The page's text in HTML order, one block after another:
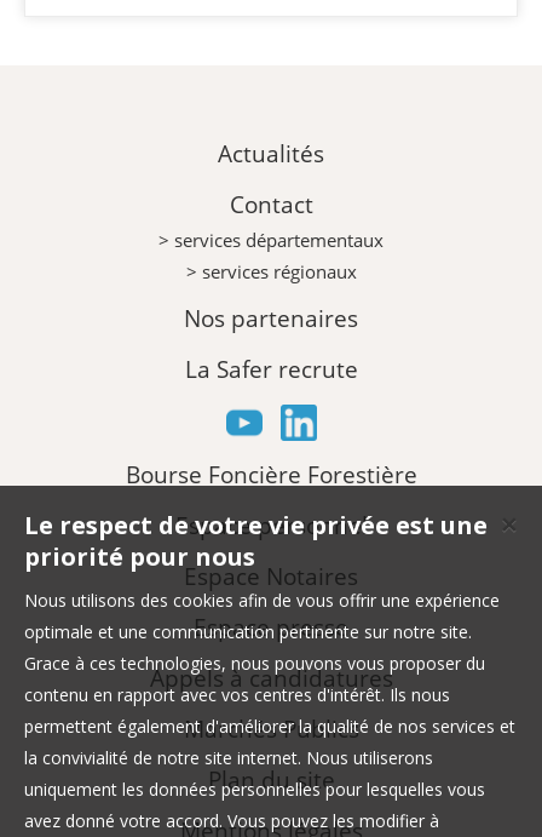
Actualités
Contact
> services départementaux
> services régionaux
Nos partenaires
La Safer recrute
Bourse Foncière Forestière
Espace personnel
Espace Notaires
Espace presse
Appels à candidatures
Marchés Publics
Plan du site
✕
Le respect de votre vie privée est une
priorité pour nous
Nous utilisons des cookies afin de vous offrir une expérience
optimale et une communication pertinente sur notre site.
Grace à ces technologies, nous pouvons vous proposer du
contenu en rapport avec vos centres d'intérêt. Ils nous
permettent également d'améliorer la qualité de nos services et
la convivialité de notre site internet. Nous utiliserons
uniquement les données personnelles pour lesquelles vous
avez donné votre accord. Vous pouvez les modifier à